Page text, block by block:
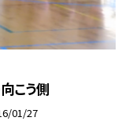
こう側
01/27